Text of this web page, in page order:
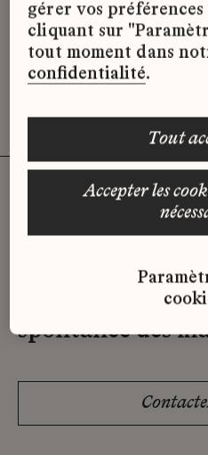
Désolé, il semble
d’offres d’emploi
moment.
Vous n'avez pas
qui correspond
Envoyez-nous
spontanée dès
gérer vos
cliquant sur
tout moment dans
confidentialité.
accepter les cookies strictement
tout